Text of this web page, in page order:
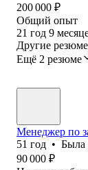
200 000 ₽
Общий опыт
21 год 9
Другие резюме
Ещё 2 резюме
Менеджер по
51 год • Была
90 000 ₽